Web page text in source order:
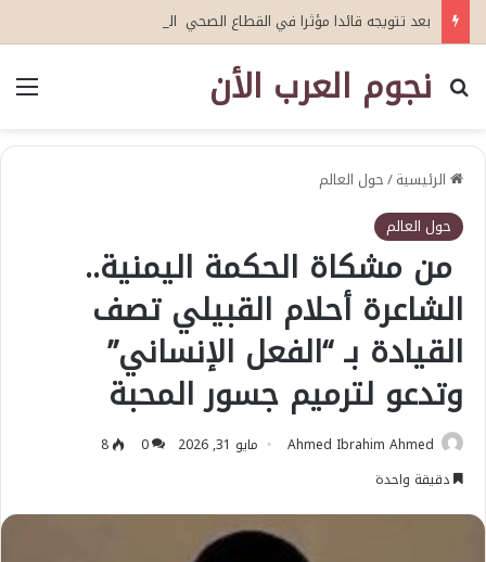
نجوم العرب الأن
بحث عن
الرئيسية/حول العالم
حول العالم
من مشكاة الحكمة اليمنية..
الشاعرة أحلام القبيلي تصف
القيادة بـ “الفعل الإنساني”
وتدعو لترميم جسور المحبة
Ahmed Ibrahim Ahmed مايو 31, 2026 0
8
دقيقة واحدة